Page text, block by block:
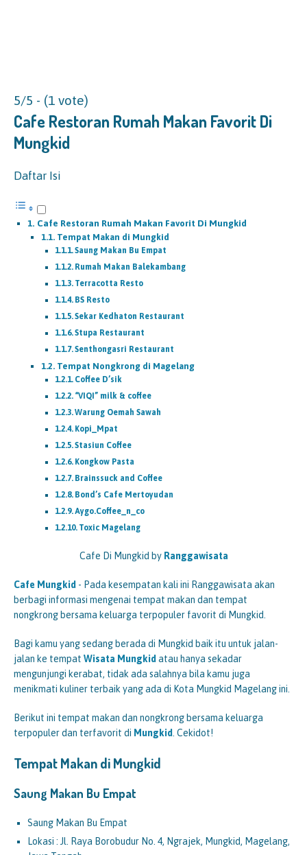
5/5 - (1 vote)
Cafe Restoran Rumah Makan Favorit Di
Mungkid
Daftar Isi
Cafe Restoran Rumah Makan Favorit Di Mungkid
Tempat Makan di Mungkid
Saung Makan Bu Empat
Rumah Makan Balekambang
Terracotta Resto
BS Resto
Sekar Kedhaton Restaurant
Stupa Restaurant
Senthongasri Restaurant
Tempat Nongkrong di Magelang
Coffee D’sik
“VIQI” milk & coffee
Warung Oemah Sawah
Kopi_Mpat
Stasiun Coffee
Kongkow Pasta
Brainssuck and Coffee
Bond’s Cafe Mertoyudan
Aygo.Coffee_n_co
Toxic Magelang
Cafe Di Mungkid by Ranggawisata
Cafe Mungkid - Pada kesempatan kali ini Ranggawisata akan
berbagi informasi mengenai tempat makan dan tempat
nongkrong bersama keluarga terpopuler favorit di Mungkid.
Bagi kamu yang sedang berada di Mungkid baik itu untuk jalan-
jalan ke tempat Wisata Mungkid atau hanya sekadar
mengunjungi kerabat, tidak ada salahnya bila kamu juga
menikmati kuliner terbaik yang ada di Kota Mungkid Magelang ini.
Berikut ini tempat makan dan nongkrong bersama keluarga
terpopuler dan terfavorit di Mungkid. Cekidot!
Tempat Makan di Mungkid
Saung Makan Bu Empat
Saung Makan Bu Empat
Lokasi : Jl. Raya Borobudur No. 4, Ngrajek, Mungkid, Magelang,